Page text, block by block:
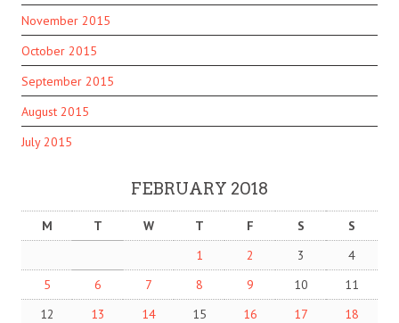
November 2015
October 2015
September 2015
August 2015
July 2015
FEBRUARY 2018
M T W T F S
S
1
2 3
4
5
6 7 8 9 10
11
12
13 14 15 16 17
18